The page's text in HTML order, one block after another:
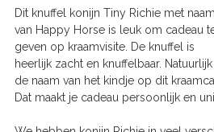
Dit knuffel konijn Tiny Richie met naam
van Happy Horse is leuk om cadeau
geven op kraamvisite. De knuffel is
heerlijk zacht en knuffelbaar.
de naam van het kindje op dit
Dat maakt je cadeau persoonlijk en